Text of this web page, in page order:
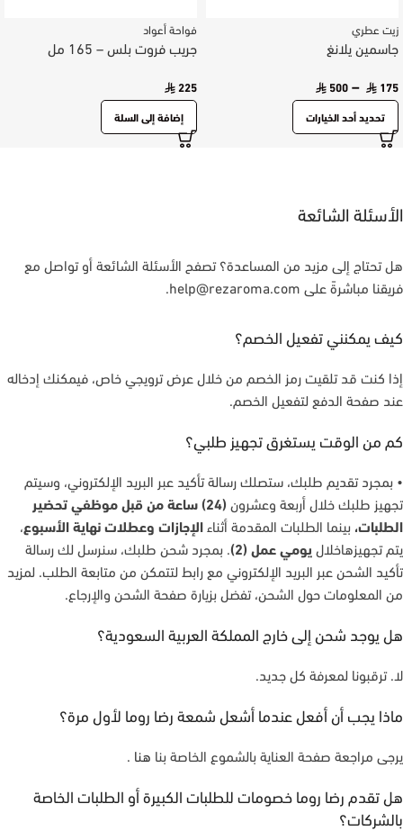
زيت عطري
جاسمين يلانغ
175
–
500
تحديد أحد الخيارات
فواحة أعواد
جريب فروت بلس – 165 مل
225
إضافة إلى السلة
الأسئلة الشائعة
هل تحتاج إلى مزيد من المساعدة؟ تصفح الأسئلة الشائعة أو تواصل مع
فريقنا مباشرةً على help@rezaroma.com.
كيف يمكنني تفعيل الخصم؟
إذا كنت قد تلقيت رمز الخصم من خلال عرض ترويجي خاص، فيمكنك إدخاله
عند صفحة الدفع لتفعيل الخصم.
كم من الوقت يستغرق تجهيز طلبي؟
• بمجرد تقديم طلبك، ستصلك رسالة تأكيد عبر البريد الإلكتروني، وسيتم
تجهيز طلبك خلال أربعة وعشرون
(24) ساعة من قبل موظفي تحضير
الطلبات، بينما الطلبات المقدمة أثناء الإجازات وعطلات نهاية الأسبوع،
يتم تجهيزهاخلال يومي عمل (2)
. بمجرد شحن طلبك، سنرسل لك رسالة
تأكيد الشحن عبر البريد الإلكتروني مع رابط لتتمكن من متابعة الطلب. لمزيد
من المعلومات حول الشحن، تفضل بزيارة صفحة الشحن والإرجاع.
هل يوجد شحن إلى خارج المملكة العربية السعودية؟
لا. ترقبونا لمعرفة كل جديد.
ماذا يجب أن أفعل عندما أشعل شمعة رضا روما لأول مرة؟
يرجى مراجعة صفحة العناية بالشموع الخاصة بنا هنا
هل تقدم رضا روما خصومات للطلبات الكبيرة أو الطلبات الخاصة
بالشركات؟